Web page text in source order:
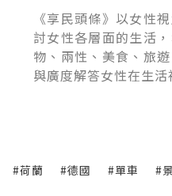
《享民頭條》以女性
討女性各層面的生活
物、兩性、美食、旅
與廣度解答女性在生活
#荷蘭 #德國 #單車 #